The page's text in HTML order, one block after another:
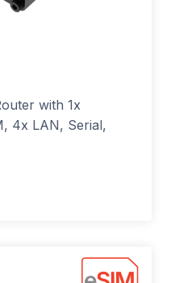
with 1x
4x LAN, Serial,